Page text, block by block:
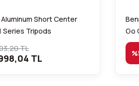
Aluminum Short Center
Series Tripods
TL
TL
Go